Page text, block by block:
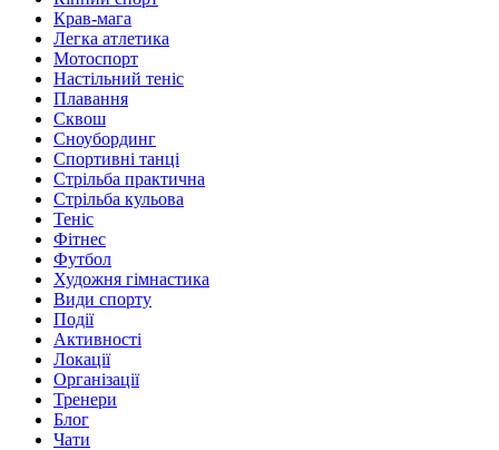
Крав-мага
Легка атлетика
Мотоспорт
Настільний теніс
Плавання
Сквош
Сноубординг
Спортивні танці
Стрільба практична
Стрільба кульова
Теніс
Фітнес
Футбол
Художня гімнастика
Види спорту
Події
Активності
Локації
Організації
Тренери
Блог
Чати